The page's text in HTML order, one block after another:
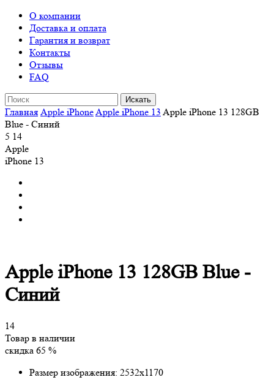
О компании
Доставка и оплата
Гарантия и возврат
Контакты
Отзывы
FAQ
Главная Apple iPhoneApple iPhone 13 Apple iPhone 13 128GB
Blue - Синий
5 14
Apple
iPhone 13
Apple iPhone 13 128GB Blue -
Синий
14
Товар в наличии
скидка 65 %
Размер изображения: 2532x1170